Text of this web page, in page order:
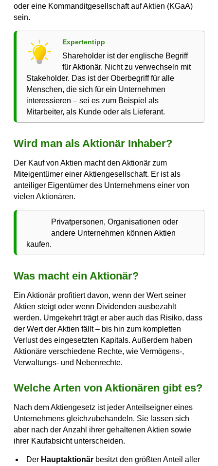
oder eine Kommanditgesellschaft auf Aktien (KGaA)
sein.
Expertentipp
Shareholder ist der englische Begriff
für Aktionär. Nicht zu verwechseln mit
Stakeholder. Das ist der Oberbegriff für alle
Menschen, die sich für ein Unternehmen
interessieren – sei es zum Beispiel als
Mitarbeiter, als Kunde oder als Lieferant.
Wird man als Aktionär Inhaber?
Der Kauf von Aktien macht den Aktionär zum
Miteigentümer einer Aktiengesellschaft. Er ist als
anteiliger Eigentümer des Unternehmens einer von
vielen Aktionären.
Privatpersonen, Organisationen oder
andere Unternehmen können Aktien
kaufen.
Was macht ein Aktionär?
Ein Aktionär profitiert davon, wenn der Wert seiner
Aktien steigt oder wenn Dividenden ausbezahlt
werden. Umgekehrt trägt er aber auch das Risiko, dass
der Wert der Aktien fällt – bis hin zum kompletten
Verlust des eingesetzten Kapitals. Außerdem haben
Aktionäre verschiedene Rechte, wie Vermögens-,
Verwaltungs- und Nebenrechte.
Welche Arten von Aktionären gibt es?
Nach dem Aktiengesetz ist jeder Anteilseigner eines
Unternehmens gleichzubehandeln. Sie lassen sich
aber nach der Anzahl ihrer gehaltenen Aktien sowie
ihrer Kaufabsicht unterscheiden.
Der Hauptaktionär besitzt den größten Anteil aller